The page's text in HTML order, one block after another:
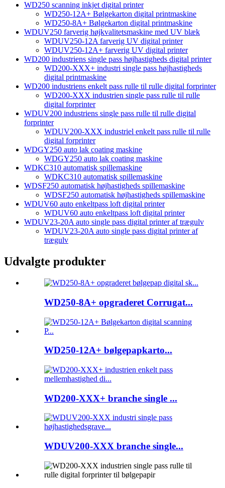
WD250 scanning inkjet digital printer
WD250-12A+ Bølgekarton digital printmaskine
WD250-8A+ Bølgekarton digital printmaskine
WDUV250 farverig højkvalitetsmaskine med UV blæk
WDUV250-12A farverig UV digital printer
WDUV250-12A+ farverig UV digital printer
WD200 industriens single pass højhastigheds digital printer
WD200-XXX+ industri single pass højhastigheds
digital printmaskine
WD200 industriens enkelt pass rulle til rulle digital forprinter
WD200-XXX industrien single pass rulle til rulle
digital forprinter
WDUV200 industriens single pass rulle til rulle digital
forprinter
WDUV200-XXX industriel enkelt pass rulle til rulle
digital forprinter
WDGY250 auto lak coating maskine
WDGY250 auto lak coating maskine
WDKC310 automatisk spillemaskine
WDKC310 automatisk spillemaskine
WDSF250 automatisk højhastigheds spillemaskine
WDSF250 automatisk højhastigheds spillemaskine
WDUV60 auto enkeltpass loft digital printer
WDUV60 auto enkeltpass loft digital printer
WDUV23-20A auto single pass digital printer af trægulv
WDUV23-20A auto single pass digital printer af
trægulv
Udvalgte produkter
WD250-8A+ opgraderet Corrugat...
WD250-12A+ bølgepapkarto...
WD200-XXX+ branche single ...
WDUV200-XXX branche single...